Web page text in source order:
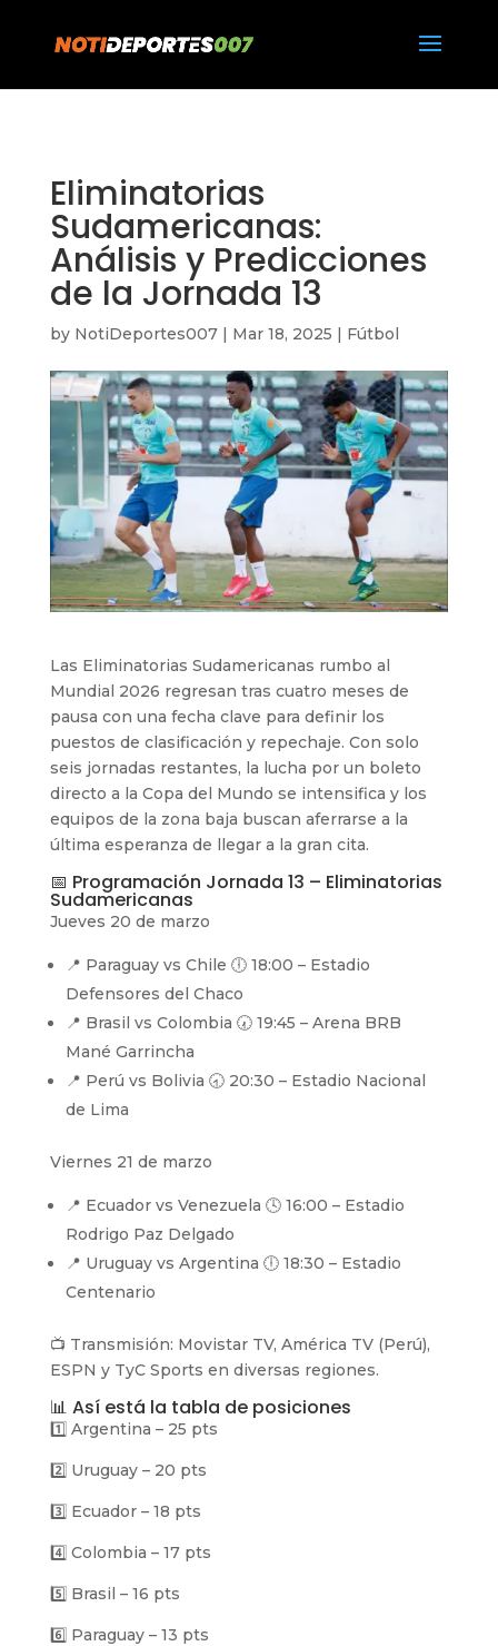
Eliminatorias
Sudamericanas:
Análisis y Predicciones
de la Jornada 13
by NotiDeportes007| Mar 18, 2025 | Fútbol
Las Eliminatorias Sudamericanas rumbo al
Mundial 2026 regresan tras cuatro meses de
pausa con una fecha clave para definir los
puestos de clasificación y repechaje. Con solo
seis jornadas restantes, la lucha por un boleto
directo a la Copa del Mundo se intensifica y los
equipos de la zona baja buscan aferrarse a la
última esperanza de llegar a la gran cita.
📅 Programación Jornada 13 – Eliminatorias
Sudamericanas
Jueves 20 de marzo
📍 Paraguay vs Chile 🕕 18:00 – Estadio
Defensores del Chaco
📍 Brasil vs Colombia 🕢 19:45 – Arena BRB
Mané Garrincha
📍 Perú vs Bolivia 🕣 20:30 – Estadio Nacional
de Lima
Viernes 21 de marzo
📍 Ecuador vs Venezuela 🕓 16:00 – Estadio
Rodrigo Paz Delgado
📍 Uruguay vs Argentina 🕕 18:30 – Estadio
Centenario
📺 Transmisión: Movistar TV, América TV (Perú),
ESPN y TyC Sports en diversas regiones.
📊 Así está la tabla de posiciones
1️⃣ Argentina – 25 pts
2️⃣ Uruguay – 20 pts
3️⃣ Ecuador – 18 pts
4️⃣ Colombia – 17 pts
5️⃣ Brasil – 16 pts
6️⃣ Paraguay – 13 pts